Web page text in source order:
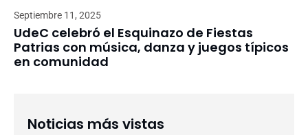
Septiembre 11, 2025
UdeC celebró el Esquinazo de Fiestas
Patrias con música, danza y juegos típicos
en comunidad
Noticias más vistas